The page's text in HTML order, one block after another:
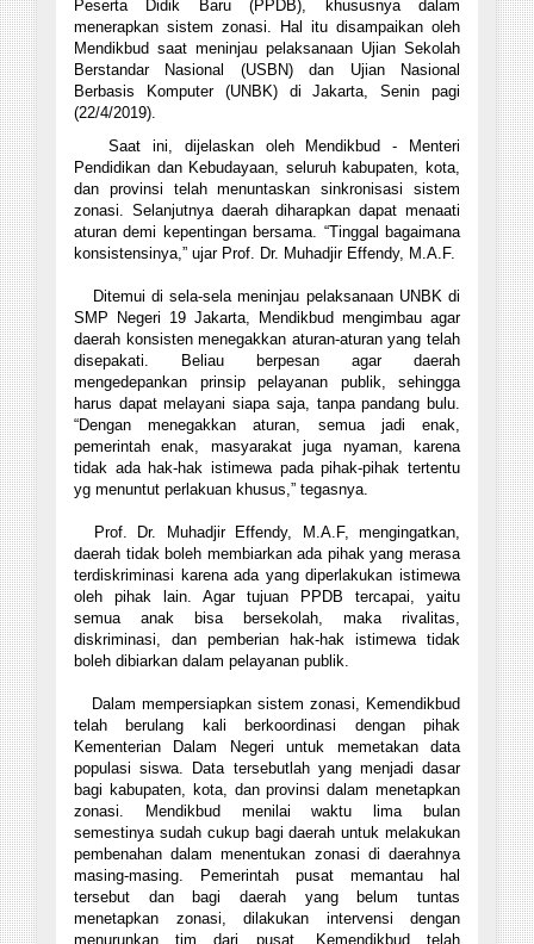
Peserta Didik Baru (PPDB), khususnya dalam
menerapkan sistem zonasi. Hal itu disampaikan oleh
Mendikbud saat meninjau pelaksanaan Ujian Sekolah
Berstandar Nasional (USBN) dan Ujian Nasional
Berbasis Komputer (UNBK) di Jakarta, Senin pagi
(22/4/2019).
Saat ini, dijelaskan oleh Mendikbud - Menteri
Pendidikan dan Kebudayaan, seluruh kabupaten, kota,
dan provinsi telah menuntaskan sinkronisasi sistem
zonasi. Selanjutnya daerah diharapkan dapat menaati
aturan demi kepentingan bersama. “Tinggal bagaimana
konsistensinya,” ujar Prof. Dr. Muhadjir Effendy, M.A.F.
Ditemui di sela-sela meninjau pelaksanaan UNBK di
SMP Negeri 19 Jakarta, Mendikbud mengimbau agar
daerah konsisten menegakkan aturan-aturan yang telah
disepakati. Beliau berpesan agar daerah
mengedepankan prinsip pelayanan publik, sehingga
harus dapat melayani siapa saja, tanpa pandang bulu.
“Dengan menegakkan aturan, semua jadi enak,
pemerintah enak, masyarakat juga nyaman, karena
tidak ada hak-hak istimewa pada pihak-pihak tertentu
yg menuntut perlakuan khusus,” tegasnya.
Prof. Dr. Muhadjir Effendy, M.A.F,mengingatkan,
daerah tidak boleh membiarkan ada pihak yang merasa
terdiskriminasi karena ada yang diperlakukan istimewa
oleh pihak lain. Agar tujuan PPDB tercapai, yaitu
semua anak bisa bersekolah, maka rivalitas,
diskriminasi, dan pemberian hak-hak istimewa tidak
boleh dibiarkan dalam pelayanan publik.
Dalam mempersiapkan sistem zonasi, Kemendikbud
telah berulang kali berkoordinasi dengan pihak
Kementerian Dalam Negeri untuk memetakan data
populasi siswa. Data tersebutlah yang menjadi dasar
bagi kabupaten, kota, dan provinsi dalam menetapkan
zonasi. Mendikbud menilai waktu lima bulan
semestinya sudah cukup bagi daerah untuk melakukan
pembenahan dalam menentukan zonasi di daerahnya
masing-masing. Pemerintah pusat memantau hal
tersebut dan bagi daerah yang belum tuntas
menetapkan zonasi, dilakukan intervensi dengan
menurunkan tim dari pusat. Kemendikbud telah